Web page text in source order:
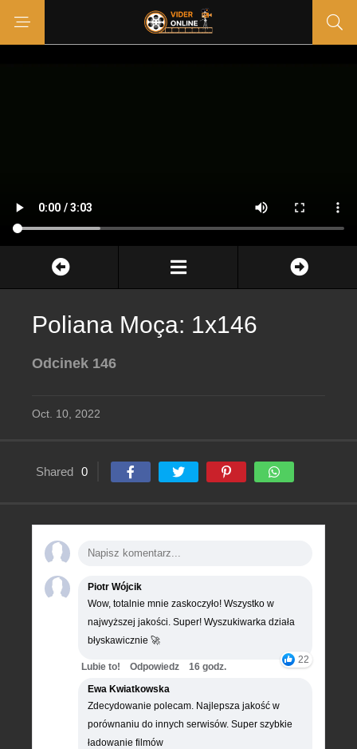
Poliana Moça: 1x146
Odcinek 146
Oct. 10, 2022
Shared 0
Piotr Wójcik
Wow, totalnie mnie zaskoczyło! Wszystko w
najwyższej jakości. Super! Wyszukiwarka działa
błyskawicznie 🚀
22
Lubie to! Odpowiedz
16 godz.
Ewa Kwiatkowska
Zdecydowanie polecam. Najlepsza jakość w
porównaniu do innych serwisów. Super szybkie
ładowanie filmów